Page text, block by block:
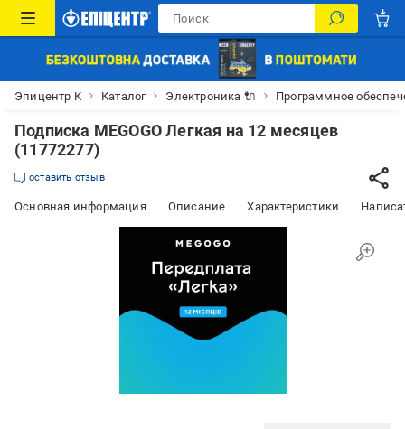
Эпицентр К Каталог Электроника 🔌 Программное
Подписка MEGOGO Легкая на 12 месяцев
(11772277)
оставить отзыв
Основная информация Описание Характеристики